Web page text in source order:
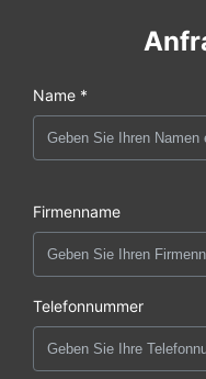
Name *
Firmenname
Telefonnummer